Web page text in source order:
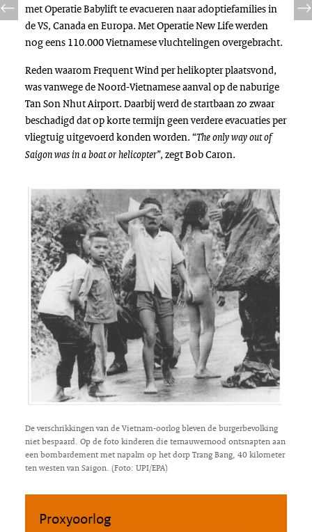
met Operatie Babylift te evacueren naar adoptiefamilies in
de VS, Canada en Europa. Met OperatieNew Lifewerden
nog eens 110.000 Vietnamese vluchtelingen overgebracht.
Reden waarom Frequent Windper helikopter plaatsvond,
was vanwege de Noord-Vietnamese aanval op de naburige
Tan Son Nhut Airport. Daarbij werd de startbaan zo zwaar
beschadigd dat op korte termijn geen verdere evacuaties per
vliegtuig uitgevoerd konden worden. “The only way out of
Saigon was in a boat or helicopter”, zegt Bob Caron.
De verschrikkingen van de Vietnam-oorlog bleven de burgerbevolking
niet bespaard. Op de foto kinderen die ternauwernood ontsnapten aan
een bombardement met napalm op het dorp Trang Bang, 40 kilometer
ten westen van Saigon. (Foto: UPI/EPA)
Proxyoorlog